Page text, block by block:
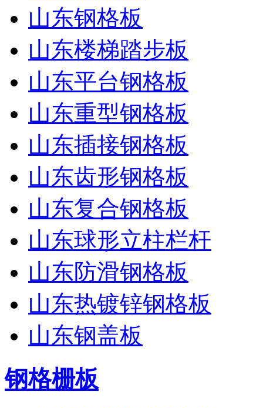
山东钢格板
山东楼梯踏步板
山东平台钢格板
山东重型钢格板
山东插接钢格板
山东齿形钢格板
山东复合钢格板
山东球形立柱栏杆
山东防滑钢格板
山东热镀锌钢格板
山东钢盖板
钢格栅板